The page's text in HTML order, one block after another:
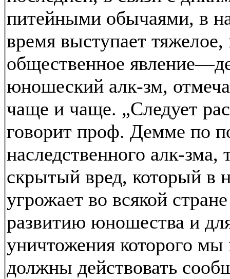
питейными обычаями, в
время выступает тяжелое,
общественное
юношеский алк-зм,
чаще и чаще. „Следует
говорит проф. Демме по
наследственного алк-зма,
скрытый вред, который в
угрожает во всякой
развитию юношества и
уничтожения которого мы
должны действовать